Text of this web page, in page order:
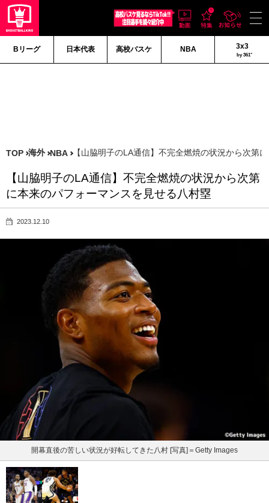
Bリーグ 日本代表 高校バスケ NBA 3x3
by 361°
TOP 海外 NBA 【山脇明子のLA通信】不完全燃焼の状況から次第
【山脇明子のLA通信】不完全燃焼の状況から次第
に本来のパフォーマンスを見せる八村塁
2023.12.10
開幕直後の苦しい状況が好転してきた八村 [写真]＝Getty Images